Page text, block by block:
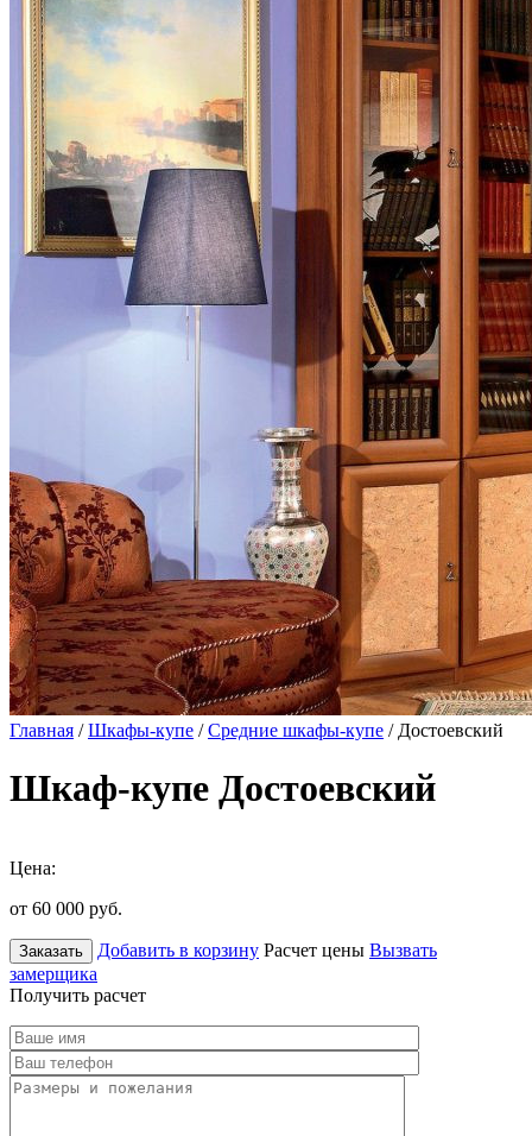
Главная /Шкафы-купе /Средние шкафы-купе / Достоевский
Шкаф-купе Достоевский
Цена:
от 60 000 руб.
Заказать Добавить в корзину Расчет цены Вызвать
замерщика
Получить расчет